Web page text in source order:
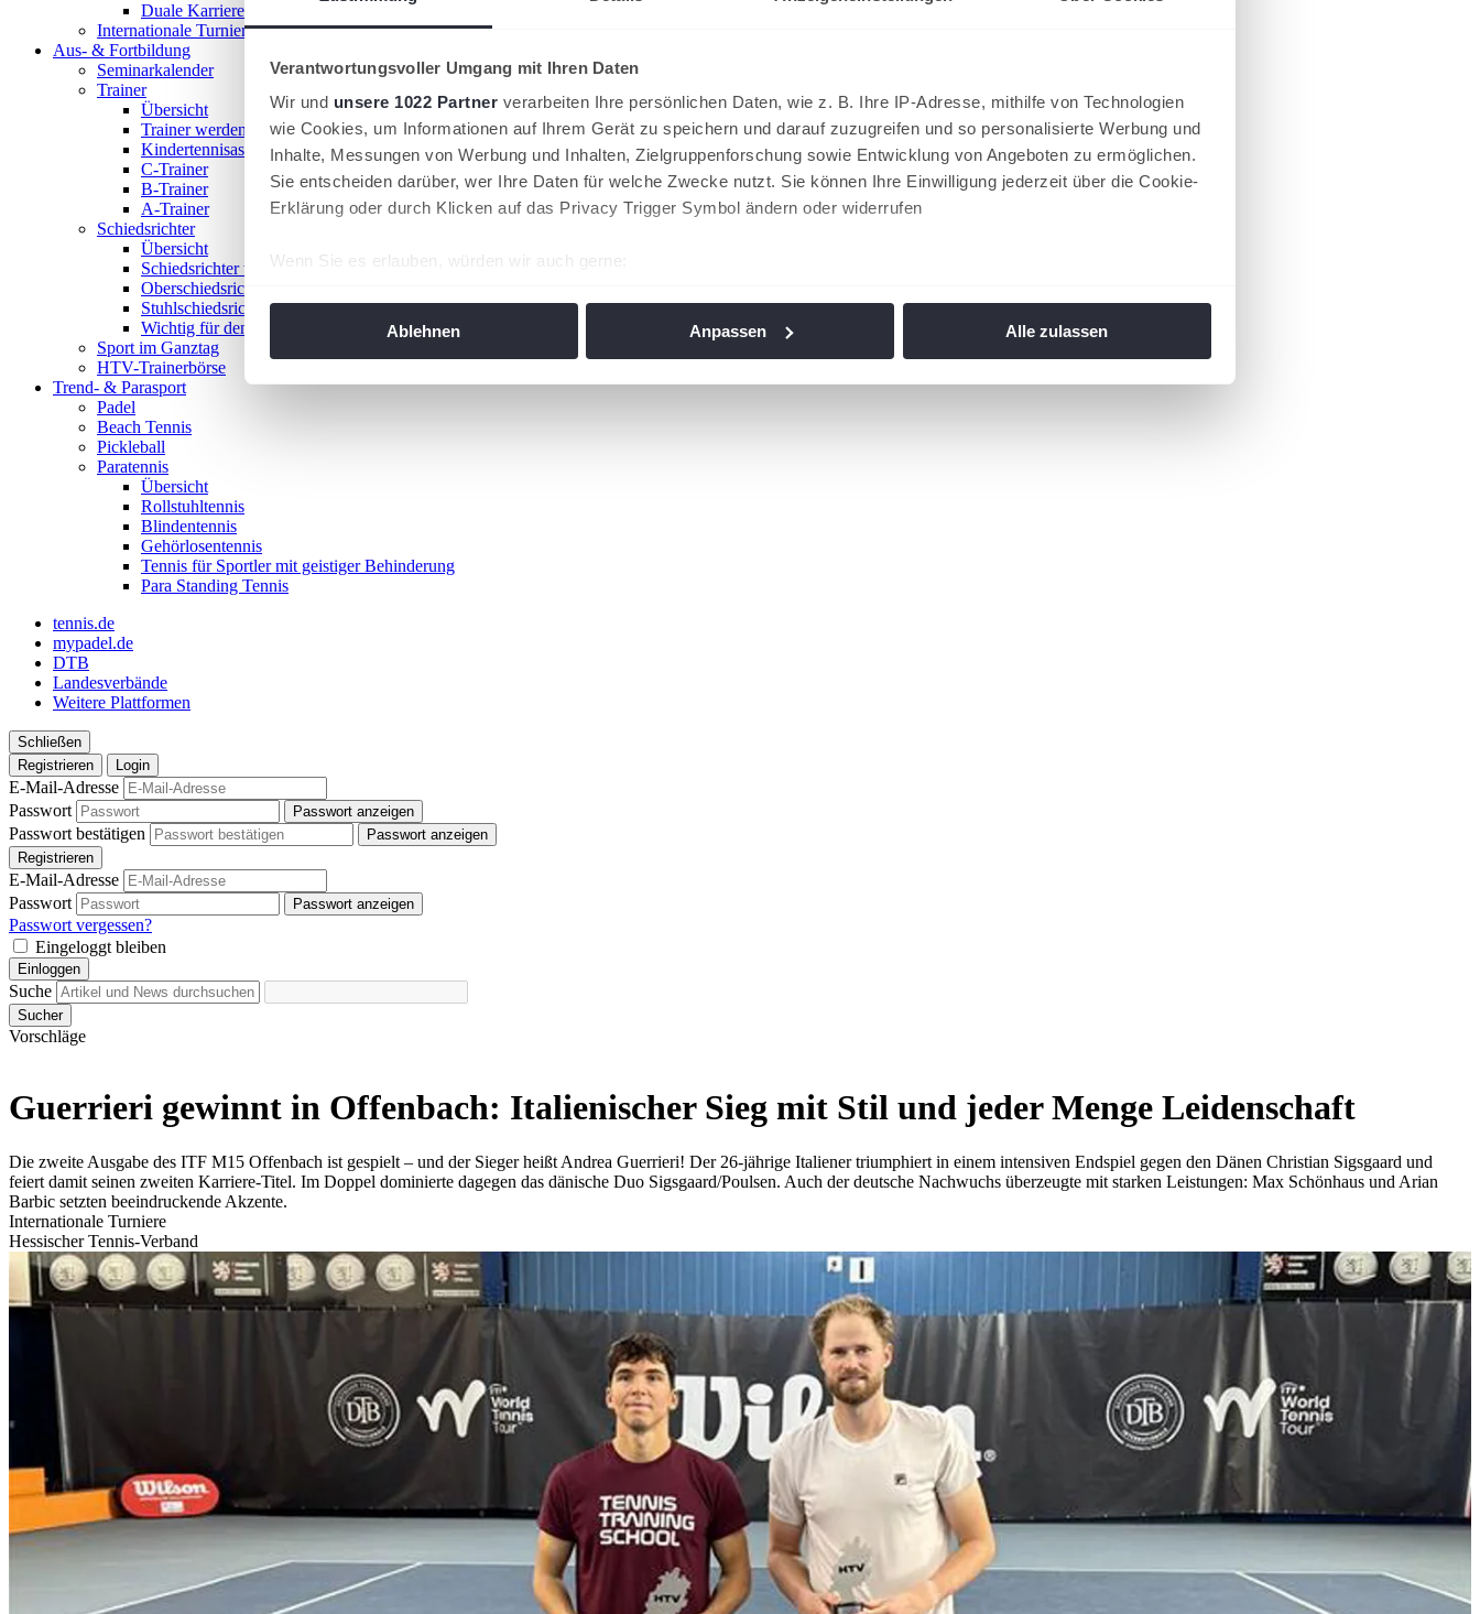
Verantwortungsvoller Umgang mit Ihren Daten
Wir und unsere 1022 Partner verarbeiten Ihre persönlichen Daten, wie z. B. Ihre IP-Adresse, mithilfe von Technologien
wie Cookies, um Informationen auf Ihrem Gerät zu speichern und darauf zuzugreifen und so personalisierte Werbung und
Inhalte, Messungen von Werbung und Inhalten, Zielgruppenforschung sowie Entwicklung von Angeboten zu ermöglichen.
Sie entscheiden darüber, wer Ihre Daten für welche Zwecke nutzt. Sie können Ihre Einwilligung jederzeit über die Cookie-
Erklärung oder durch Klicken auf das Privacy Trigger Symbol ändern oder widerrufen
Wenn Sie es erlauben, würden wir auch gerne:
angepasst werden.
Ablehnen Anpassen Alle zulassen
Duale Karriere
Internationale Turniere
Aus- & Fortbildung
Seminarkalender
Trainer
Übersicht
Trainer werden!
Kindertennisassistent
C-Trainer
B-Trainer
A-Trainer
Schiedsrichter
Übersicht
Schiedsrichter werden!
Oberschiedsrichter
Stuhlschiedsrichter
Wichtig für den Spieltag
Sport im Ganztag
HTV-Trainerbörse
Trend- & Parasport
Padel
Beach Tennis
Pickleball
Paratennis
Übersicht
Rollstuhltennis
Blindentennis
Gehörlosentennis
Tennis für Sportler mit geistiger Behinderung
Para Standing Tennis
tennis.de
mypadel.de
DTB
Landesverbände
Weitere Plattformen
Schließen
Registrieren
Login
E-Mail-Adresse
Passwort
Passwort anzeigen
Passwort bestätigen
Passwort anzeigen
Registrieren
E-Mail-Adresse
Passwort
Passwort anzeigen
Passwort vergessen?
Eingeloggt bleiben
Einloggen
Suche
Sucher
Vorschläge
Guerrieri gewinnt in Offenbach: Italienischer Sieg mit Stil und jeder Menge Leidenschaft
Die zweite Ausgabe des ITF M15 Offenbach ist gespielt – und der Sieger heißt Andrea Guerrieri! Der 26-jährige Italiener triumphiert in einem intensiven Endspiel gegen den Dänen Christian Sigsgaard und
feiert damit seinen zweiten Karriere-Titel. Im Doppel dominierte dagegen das dänische Duo Sigsgaard/Poulsen. Auch der deutsche Nachwuchs überzeugte mit starken Leistungen: Max Schönhaus und Arian
Barbic setzten beeindruckende Akzente.
Internationale Turniere
Hessischer Tennis-Verband